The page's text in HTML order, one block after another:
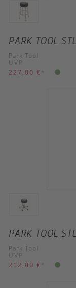
PARK TOOL
Park Tool
UVP
227,00 € *
PARK TOOL
Park Tool
UVP
212,00 € *